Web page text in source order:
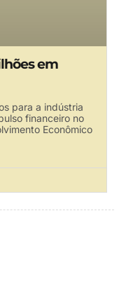
em
para a indústria
financeiro no
Econômico